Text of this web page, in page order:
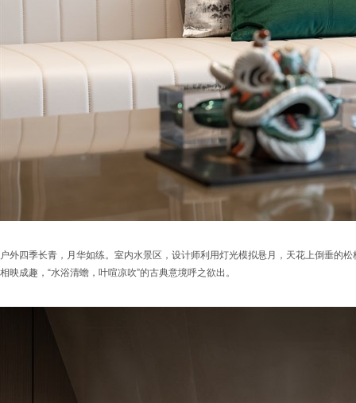
户外四季长青，月华如练。室内水景区，设计师利用灯光模拟悬月，天花上倒垂的
相映成趣，“水浴清蟾，叶喧凉吹”的古典意境呼之欲出。